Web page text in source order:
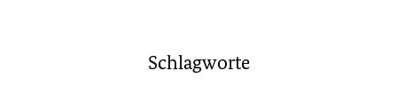
Schlagworte